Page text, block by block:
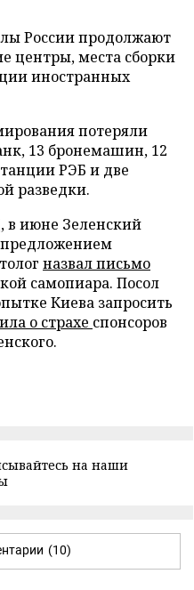
России продолжают
центры, места сборки
иностранных
потеряли
13 бронемашин, 12
РЭБ и две
разведки.
в июне Зеленский
назвал письмо
самопиара. Посол
Киева запросить
о страхе спонсоров
на наши
(10)